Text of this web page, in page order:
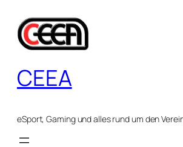
Inhalt
springen
CEEA
eSport, Gaming und alles rund um den